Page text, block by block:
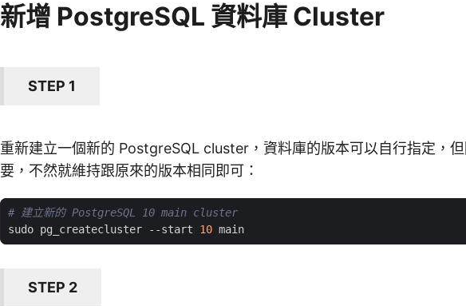
新增 PostgreSQL 資料庫 Cluster
STEP 1
重新建立一個新的 PostgreSQL cluster，資料庫的版本可以自行指定，
要，不然就維持跟原來的版本相同即可：
# 建立新的 PostgreSQL 10 main cluster
sudo pg_createcluster --start 10
STEP 2